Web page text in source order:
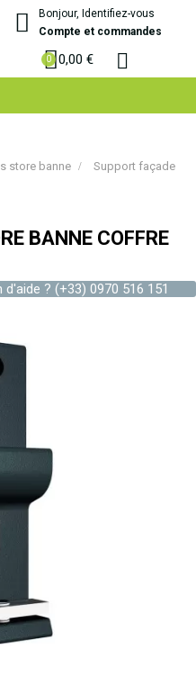
Bonjour, Identifiez-vous
Compte et commandes
0,00 €
store banne
Support façade
BANNE COFFRE
d'aide ? (+33) 0970 516 151